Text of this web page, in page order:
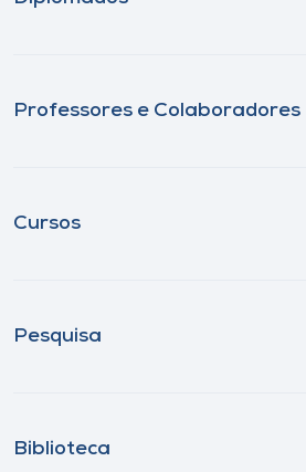
Professores e Colaboradores
Cursos
Pesquisa
Biblioteca